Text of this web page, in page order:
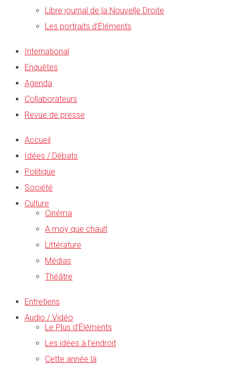
Libre journal de la Nouvelle Droite
Les portraits d’Éléments
International
Enquêtes
Agenda
Collaborateurs
Revue de presse
Accueil
Idées / Débats
Politique
Société
Culture
Cinéma
A moy que chault
Littérature
Médias
Théâtre
Entretiens
Audio / Vidéo
Le Plus d’Éléments
Les idées à l’endroit
Cette année là